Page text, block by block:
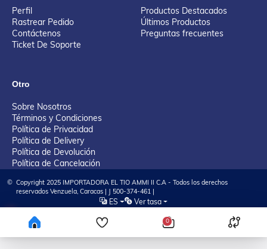
Perfil
Rastrear Pedido
Contáctenos
Ticket De Soporte
Productos Destacados
Últimos Productos
Preguntas frecuentes
Otro
Sobre Nosotros
Términos y Condiciones
Política de Privacidad
Política de Delivery
Política de Devolución
Política de Cancelación
© Copyright 2025 IMPORTADORA EL TIO AMMI II C.A - Todos los derechos
reservados Venzuela, Caracas | J 500-374-461 |
ES Ver tasa
0